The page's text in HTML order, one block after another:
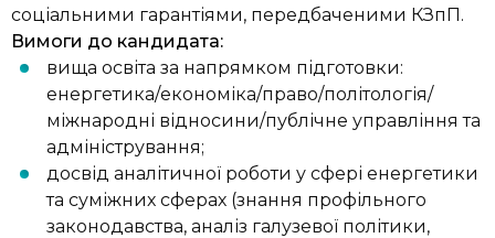
соціальними гарантіями, передбаченими КЗпП.
Вимоги до кандидата:
вища освіта за напрямком підготовки:
енергетика/економіка/право/політологія/
міжнародні відносини/публічне управління та
адміністрування;
досвід аналітичної роботи у сфері енергетики
та суміжних сферах (знання профільного
законодавства, аналіз галузевої політики,